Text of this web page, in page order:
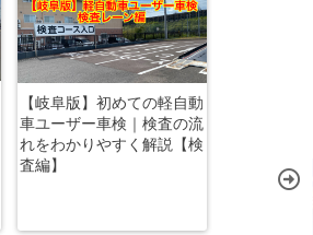
【岐阜版】初めての軽自動
車ユーザー車検｜検査の流
れをわかりやすく解説【検
査編】